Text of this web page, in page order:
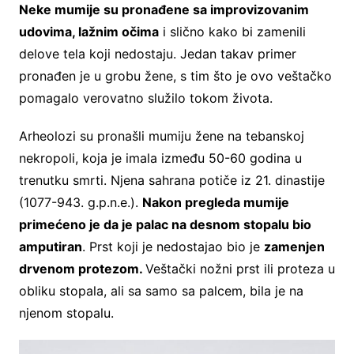
Neke mumije su pronađene sa improvizovanim
udovima, lažnim očimai slično kako bi zamenili
delove tela koji nedostaju. Jedan takav primer
pronađen je u grobu žene, s tim što je ovo veštačko
pomagalo verovatno služilo tokom života.
Arheolozi su pronašli mumiju žene na tebanskoj
nekropoli, koja je imala između 50-60 godina u
trenutku smrti. Njena sahrana potiče iz 21. dinastije
(1077-943. g.p.n.e.). Nakon pregleda mumije
primećeno je da je palac na desnom stopalu bio
amputiran. Prst koji je nedostajao bio je zamenjen
drvenom protezom. Veštački nožni prst ili proteza u
obliku stopala, ali sa samo sa palcem, bila je na
njenom stopalu.